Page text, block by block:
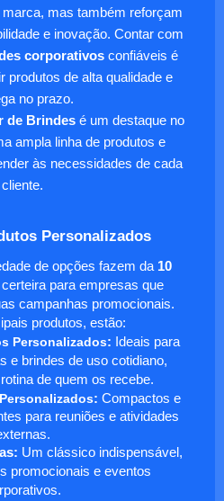
mas também reforçam
e inovação. Contar com
corporativos confiáveis é
produtos de alta qualidade e
no prazo.
de Brindes é um destaque no
ampla linha de produtos e
às necessidades de cada
cliente.
Personalizados
de opções fazem da 10
para empresas que
campanhas promocionais.
produtos, estão:
Personalizados: Ideais para
e brindes de uso cotidiano,
de quem os recebe.
: Compactos e
para reuniões e atividades
Um clássico indispensável,
promocionais e eventos